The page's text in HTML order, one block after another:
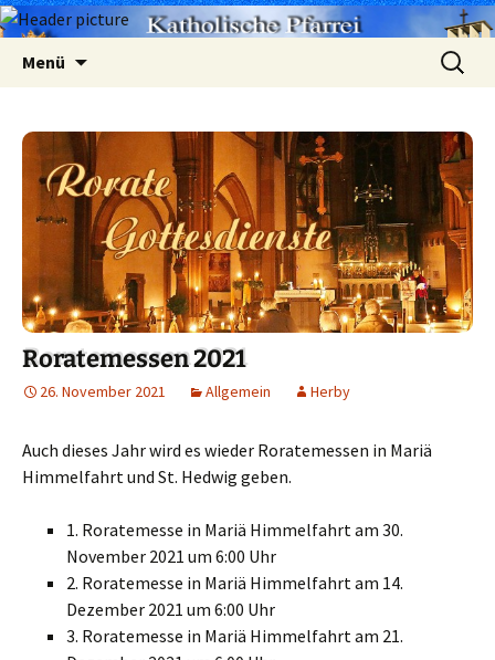
Menü
Suchen
nach:
Roratemessen 2021
26. November 2021 Allgemein Herby
Auch dieses Jahr wird es wieder Roratemessen in Mariä
Himmelfahrt und St. Hedwig geben.
1. Roratemesse in Mariä Himmelfahrt am 30.
November 2021 um 6:00 Uhr
2. Roratemesse in Mariä Himmelfahrt am 14.
Dezember 2021 um 6:00 Uhr
3. Roratemesse in Mariä Himmelfahrt am 21.